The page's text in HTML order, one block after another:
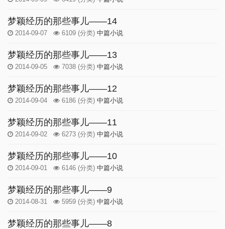
梦颖经历的那些事儿——14
2014-09-07 6109 (分类) 中篇小说
梦颖经历的那些事儿——13
2014-09-05 7038 (分类) 中篇小说
梦颖经历的那些事儿——12
2014-09-04 6186 (分类) 中篇小说
梦颖经历的那些事儿——11
2014-09-02 6273 (分类) 中篇小说
梦颖经历的那些事儿——10
2014-09-01 6146 (分类) 中篇小说
梦颖经历的那些事儿——9
2014-08-31 5959 (分类) 中篇小说
梦颖经历的那些事儿——8